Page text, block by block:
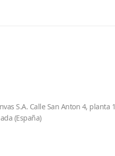
S.A. Calle San Anton 4, planta 1
(España)